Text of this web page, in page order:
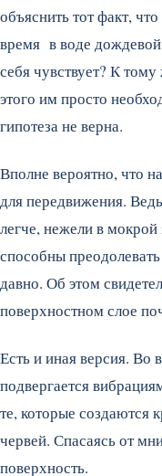
объяснить тот факт,
время в воде дождевой
себя чувствует? К
этого им просто
гипотеза не верна.
Вполне вероятно, что
для передвижения.
легче, нежели в
способны
давно. Об этом
поверхностном слое
Есть и иная версия. Во
подвергается
те, которые создаются
червей. Спасаясь от
поверхность.